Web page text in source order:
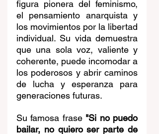
figura pionera del feminismo,
el pensamiento anarquista y
los movimientos por la libertad
individual. Su vida demuestra
que una sola voz, valiente y
coherente, puede incomodar a
los poderosos y abrir caminos
de lucha y esperanza para
generaciones futuras.
Su famosa frase "Si no puedo
bailar, no quiero ser parte de